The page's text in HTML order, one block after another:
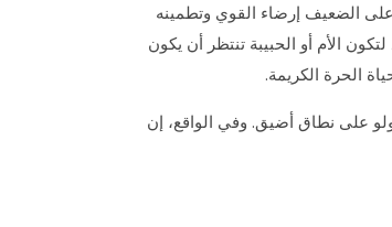
على الضعيف إرضاء القوي وتطمينه
الأم أو الحبيبة تنتظر أن يكون
الحرة الكريمة.
على نطاق أضيق. وفي الواقع، إن